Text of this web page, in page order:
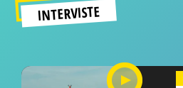
INTERVISTE